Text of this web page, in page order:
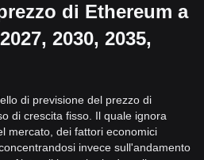
di Ethereum a
2030, 2035,
di previsione del prezzo di
di crescita fisso. Il quale ignora
mercato, dei fattori economici
invece sull'andamento